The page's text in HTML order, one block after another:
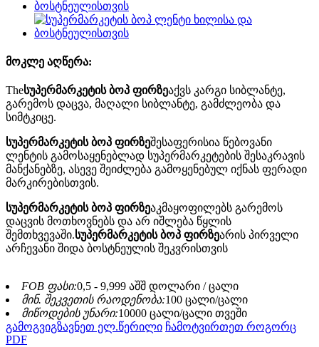
მოკლე აღწერა:
Theსუპერმარკეტის ბოპ ფირზეაქვს კარგი სიბლანტე,
გარემოს დაცვა, მაღალი სიბლანტე, გამძლეობა და
სიმტკიცე.
სუპერმარკეტის ბოპ ფირზეშესაფერისია წებოვანი
ლენტის გამოსაყენებლად სუპერმარკეტების შესაკრავის
მანქანებზე, ასევე შეიძლება გამოყენებულ იქნას ფერადი
მარკირებისთვის.
სუპერმარკეტის ბოპ ფირზეაკმაყოფილებს გარემოს
დაცვის მოთხოვნებს და არ იშლება წყლის
შემთხვევაში.სუპერმარკეტის ბოპ ფირზეარის პირველი
არჩევანი შიდა ბოსტნეულის შეკვრისთვის
FOB ფასი:0,5 - 9,999 აშშ დოლარი / ცალი
მინ. შეკვეთის რაოდენობა:100 ცალი/ცალი
მიწოდების უნარი:10000 ცალი/ცალი თვეში
გამოგვიგზავნეთ ელ.წერილი ჩამოტვირთეთ როგორც
PDF